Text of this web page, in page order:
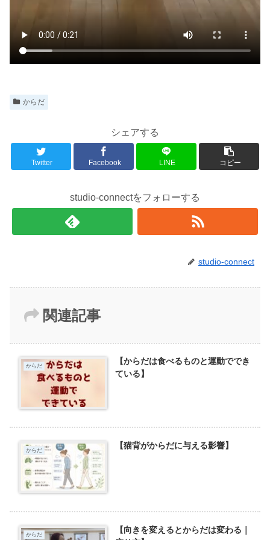
からだ
シェアする
Twitter Facebook LINE コピー
studio-connectをフォローする
studio-connect
関連記事
からだ
【からだは食べるものと運動ででき
ている】
からだ 【猫背がからだに与える影響】
からだ
【向きを変えるとからだは変わる｜